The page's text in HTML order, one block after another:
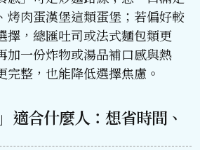
烤肉蛋漢堡這類蛋堡；若偏好較
擇，總匯吐司或法式麵包類更
加一份炸物或湯品補口感與熱
完整，也能降低選擇焦慮。
適合什麼人：想省時間、